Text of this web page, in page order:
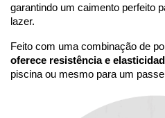
garantindo um caimento perfeito
lazer.
Feito com uma combinação de
oferece resistência e
piscina ou mesmo para um